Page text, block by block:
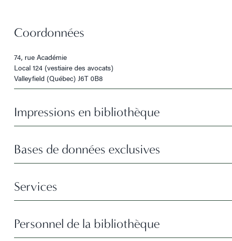
Coordonnées
74, rue Académie
Local 124 (vestiaire des avocats)
Valleyfield (Québec) J6T 0B8
Impressions en bibliothèque
Bases de données exclusives
Services
Personnel de la bibliothèque